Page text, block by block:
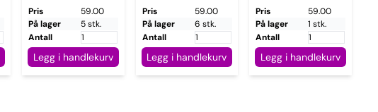
Pris
59.00
På lager
5 stk.
Antall
Legg i handlekurv
Pris
59.00
På lager
6 stk.
Antall
Legg i handlekurv
Pris
59.00
På lager
1 stk.
Antall
Legg i handlekurv